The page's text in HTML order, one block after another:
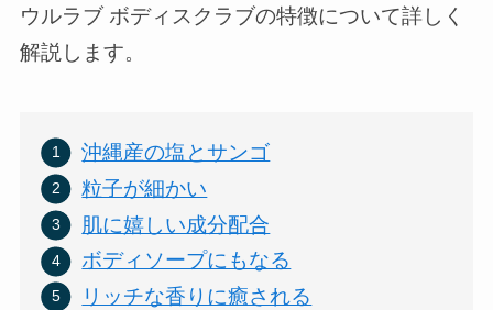
ウルラブ ボディスクラブの特徴について詳しく
解説します。
沖縄産の塩とサンゴ
粒子が細かい
肌に嬉しい成分配合
ボディソープにもなる
リッチな香りに癒される